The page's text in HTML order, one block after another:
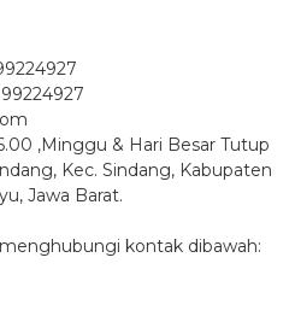
,Minggu & Hari Besar Tutup
Kec. Sindang, Kabupaten
Jawa Barat.
kontak dibawah: